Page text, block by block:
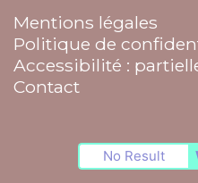
Mentions légales
Politique de
Accessibilité :
Contact
No Result